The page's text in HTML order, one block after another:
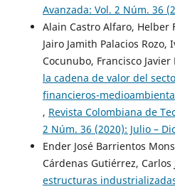
Avanzada: Vol. 2 Núm. 36
Alain Castro Alfaro, Helber
Jairo Jamith Palacios Rozo,
Cocunubo, Francisco Javier
la cadena de valor del
financieros-
, Revista Colombiana de
2 Núm. 36 (2020): Julio –
Ender José Barrientos
Cárdenas Gutiérrez, Carlos
estructuras